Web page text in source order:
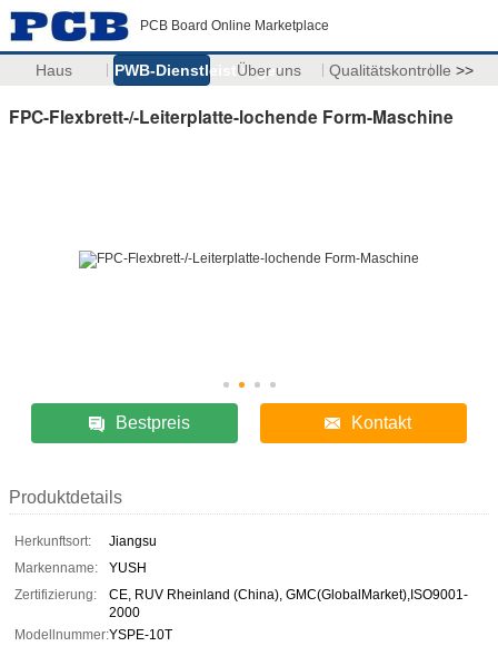
PCB Board Online Marketplace
Haus PWB-Dienstleistungen
Über uns Qualitätskontrolle >>
FPC-Flexbrett-/-Leiterplatte-lochende Form-Maschine
Bestpreis Kontakt
Produktdetails
Herkunftsort:
Jiangsu
Markenname:
YUSH
Zertifizierung:
CE, RUV Rheinland (China), GMC(GlobalMarket),ISO9001-
2000
Modellnummer:YSPE-10T